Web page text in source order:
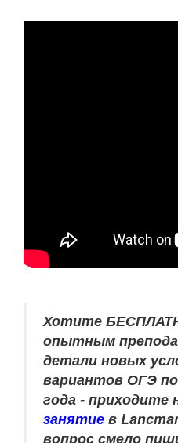
Хотите
опытным
детали новых
вариантов ОГЭ
года - приходите
занятие в
вопрос смело